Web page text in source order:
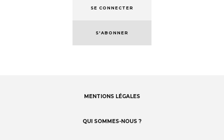
SE CONNECTER
S'ABONNER
MENTIONS LÉGALES
QUI SOMMES-NOUS ?